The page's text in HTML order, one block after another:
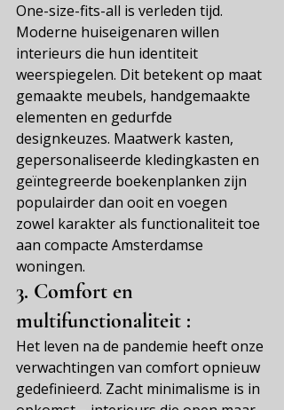
One-size-fits-all is verleden tijd.
Moderne huiseigenaren willen
interieurs die hun identiteit
weerspiegelen. Dit betekent op maat
gemaakte meubels, handgemaakte
elementen en gedurfde
designkeuzes. Maatwerk kasten,
gepersonaliseerde kledingkasten en
geïntegreerde boekenplanken zijn
populairder dan ooit en voegen
zowel karakter als functionaliteit toe
aan compacte Amsterdamse
woningen.
3. Comfort en
multifunctionaliteit :
Het leven na de pandemie heeft onze
verwachtingen van comfort opnieuw
gedefinieerd. Zacht minimalisme is in